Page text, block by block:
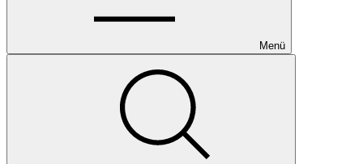
Menü